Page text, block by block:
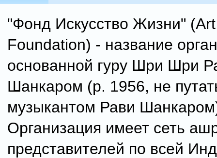
"Фонд Искусство Жизни"
Foundation) - название
основанной гуру Шри Шри
Шанкаром (р. 1956, не
музыкантом Рави
Организация имеет сеть
представителей по всей